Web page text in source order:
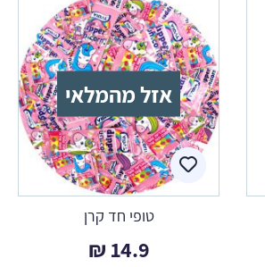
אזל מהמלאי
טופי חד קרן
14.9
₪